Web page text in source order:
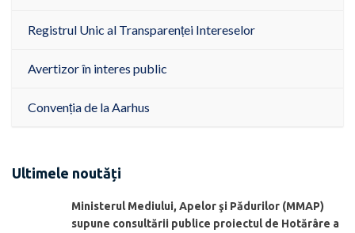
Registrul Unic al Transparenței Intereselor
Avertizor în interes public
Convenția de la Aarhus
Ultimele noutăți
Ministerul Mediului, Apelor şi Pădurilor (MMAP)
supune consultării publice proiectul de Hotărâre a